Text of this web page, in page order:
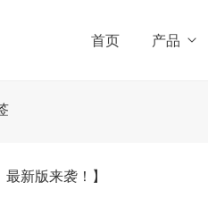
首页 产品
新版来袭！】